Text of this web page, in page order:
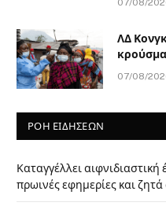
07/08/
ΛΔ
07/08/
ΡΟΗ ΕΙΔΗΣΕΩΝ
Καταγγέλλει
πρωινές εφημερίες και